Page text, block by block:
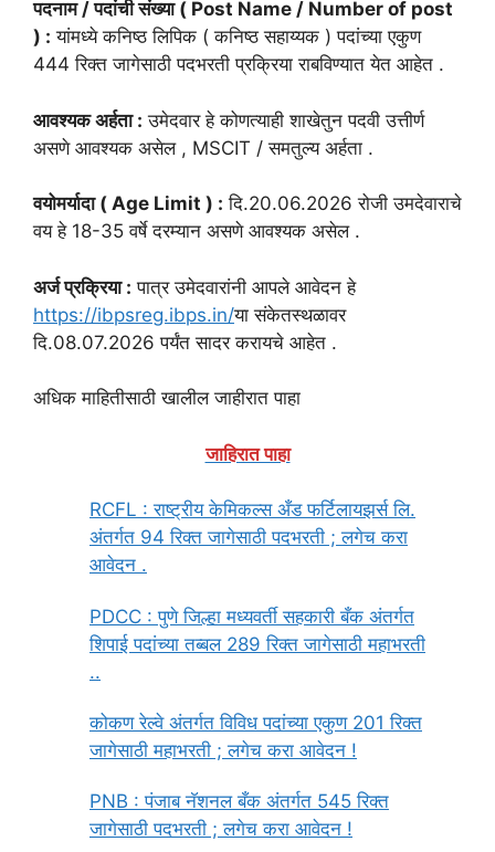
पदनाम / पदांची संख्या ( Post Name / Number of post
) : यांमध्ये कनिष्ठ लिपिक ( कनिष्ठ सहाय्यक ) पदांच्या एकुण
444 रिक्त जागेसाठी पदभरती प्रक्रिया राबविण्यात येत आहेत .
आवश्यक अर्हता : उमेदवार हे कोणत्याही शाखेतुन पदवी उत्तीर्ण
असणे आवश्यक असेल , MSCIT / समतुल्य अर्हता .
वयोमर्यादा ( Age Limit ) : दि.20.06.2026 रोजी उमदेवाराचे
वय हे 18-35 वर्षे दरम्यान असणे आवश्यक असेल .
अर्ज प्रक्रिया : पात्र उमेदवारांनी आपले आवेदन हे
https://ibpsreg.ibps.in/या संकेतस्थळावर
दि.08.07.2026 पर्यंत सादर करायचे आहेत .
अधिक माहितीसाठी खालील जाहीरात पाहा
जाहिरात पाहा
RCFL : राष्ट्रीय केमिकल्स अँड फर्टिलायझर्स लि.
अंतर्गत 94 रिक्त जागेसाठी पदभरती ; लगेच करा
आवेदन .
PDCC : पुणे जिल्हा मध्यवर्ती सहकारी बँक अंतर्गत
शिपाई पदांच्या तब्बल 289 रिक्त जागेसाठी महाभरती
..
कोकण रेल्वे अंतर्गत विविध पदांच्या एकुण 201 रिक्त
जागेसाठी महाभरती ; लगेच करा आवेदन !
PNB : पंजाब नॅशनल बँक अंतर्गत 545 रिक्त
जागेसाठी पदभरती ; लगेच करा आवेदन !